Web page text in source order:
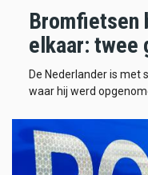
Bromfietsen
elkaar: twee
De Nederlander is met
waar hij werd